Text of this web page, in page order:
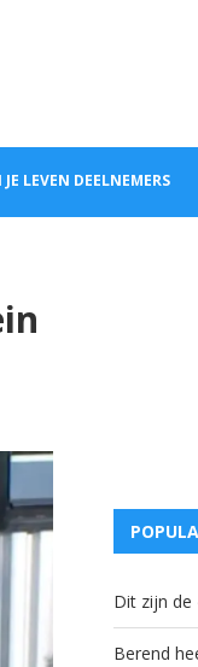
JE LEVEN DEELNEMERS
Dit zijn de
Berend